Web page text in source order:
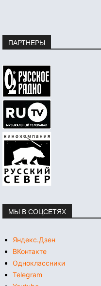
ПАРТНЕРЫ
МЫ В СОЦСЕТЯХ
Яндекс.Дзен
ВКонтакте
Одноклассники
Telegram